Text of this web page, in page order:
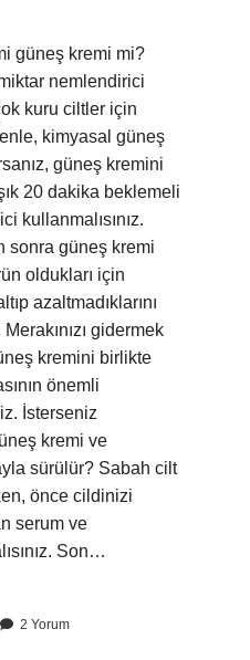
güneş kremi mi?
nemlendirici
kuru ciltler için
kimyasal güneş
güneş kremini
20 dakika beklemeli
kullanmalısınız.
sonra güneş kremi
oldukları için
azaltmadıklarını
gidermek
kremini birlikte
önemli
İsterseniz
kremi ve
sürülür? Sabah cilt
önce cildinizi
serum ve
Son…
2 Yorum